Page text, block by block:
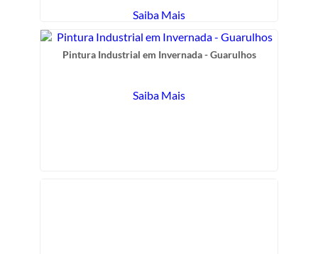
Saiba Mais
Pintura Industrial em Invernada - Guarulhos
Saiba Mais